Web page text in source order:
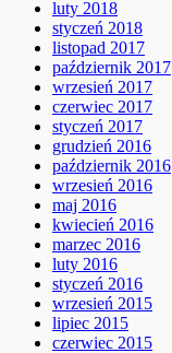
luty 2018
styczeń 2018
listopad 2017
październik 2017
wrzesień 2017
czerwiec 2017
styczeń 2017
grudzień 2016
październik 2016
wrzesień 2016
maj 2016
kwiecień 2016
marzec 2016
luty 2016
styczeń 2016
wrzesień 2015
lipiec 2015
czerwiec 2015